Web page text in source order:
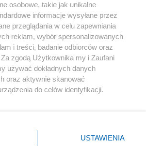
Instagram Youtube
osobowe, takie jak unikalne
informacje wysyłane przez
przeglądania w celu zapewniania
reklam, wybór spersonalizowanych
i treści, badanie odbiorców oraz
Za zgodą Użytkownika my i Zaufani
używać dokładnych danych
oraz aktywnie skanować
do celów identyfikacji.
przycisk ustawień prywatności
dolnym rogu strony
USTAWIENIA